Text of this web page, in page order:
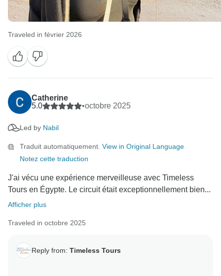
Traveled in février 2026
Catherine
5.0
•octobre 2025
Led by Nabil
Traduit automatiquement. View in Original Language
Notez cette traduction
J'ai vécu une expérience merveilleuse avec Timeless
Tours en Égypte. Le circuit était exceptionnellement bien...
Afficher plus
Traveled in octobre 2025
Reply from: Timeless Tours